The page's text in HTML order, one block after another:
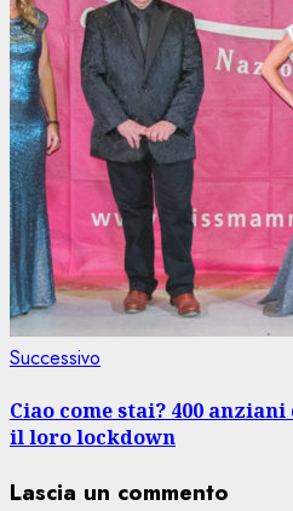
Successivo
Ciao come stai? 400
il loro lockdown
Lascia un commento